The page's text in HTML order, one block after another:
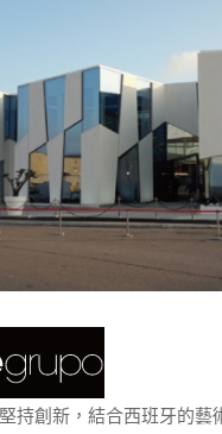
持創新，結合西班牙的藝